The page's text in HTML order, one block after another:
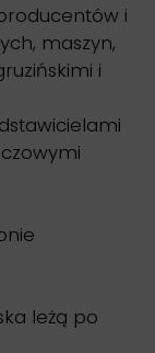
i
maszyn,
i
leżą po